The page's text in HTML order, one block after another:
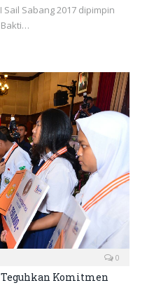
Sail Sabang 2017 dipimpin
Bakti…
0
Teguhkan Komitmen